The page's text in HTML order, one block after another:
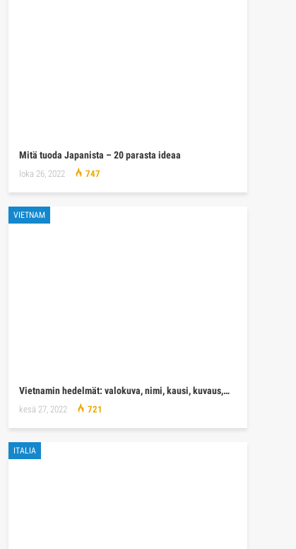
Mitä tuoda Japanista – 20 parasta ideaa
loka 26, 2022 747
VIETNAM
Vietnamin hedelmät: valokuva, nimi, kausi, kuvaus,…
kesä 27, 2022 721
ITALIA